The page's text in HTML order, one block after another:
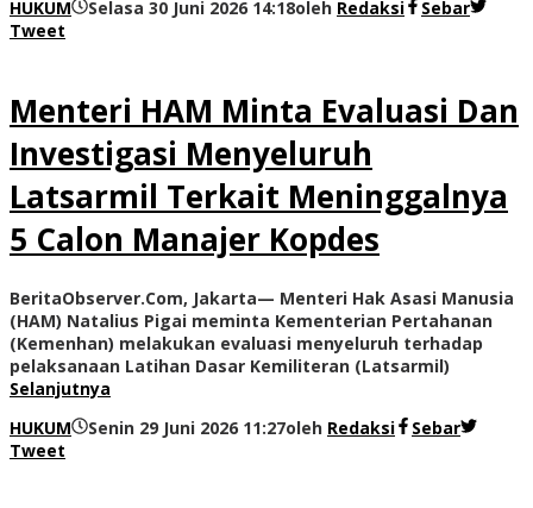
HUKUM Selasa 30 Juni 2026 14:18oleh Redaksi
Sebar
Tweet
Menteri HAM Minta Evaluasi Dan
Investigasi Menyeluruh
Latsarmil Terkait Meninggalnya
5 Calon Manajer Kopdes
BeritaObserver.Com, Jakarta— Menteri Hak Asasi Manusia
(HAM) Natalius Pigai meminta Kementerian Pertahanan
(Kemenhan) melakukan evaluasi menyeluruh terhadap
pelaksanaan Latihan Dasar Kemiliteran (Latsarmil)
Selanjutnya
HUKUM
Senin 29 Juni 2026 11:27oleh Redaksi
Sebar
Tweet